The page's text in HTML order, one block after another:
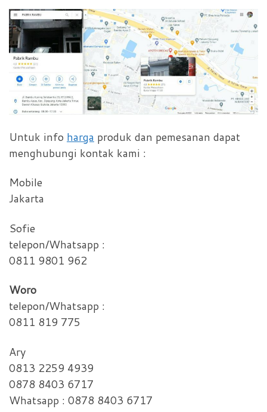
Untuk info harga produk dan pemesanan dapat
menghubungi kontak kami :
Mobile
Jakarta
Sofie
telepon/Whatsapp :
0811 9801 962
Woro
telepon/Whatsapp :
0811 819 775
Ary
0813 2259 4939
0878 8403 6717
Whatsapp : 0878 8403 6717